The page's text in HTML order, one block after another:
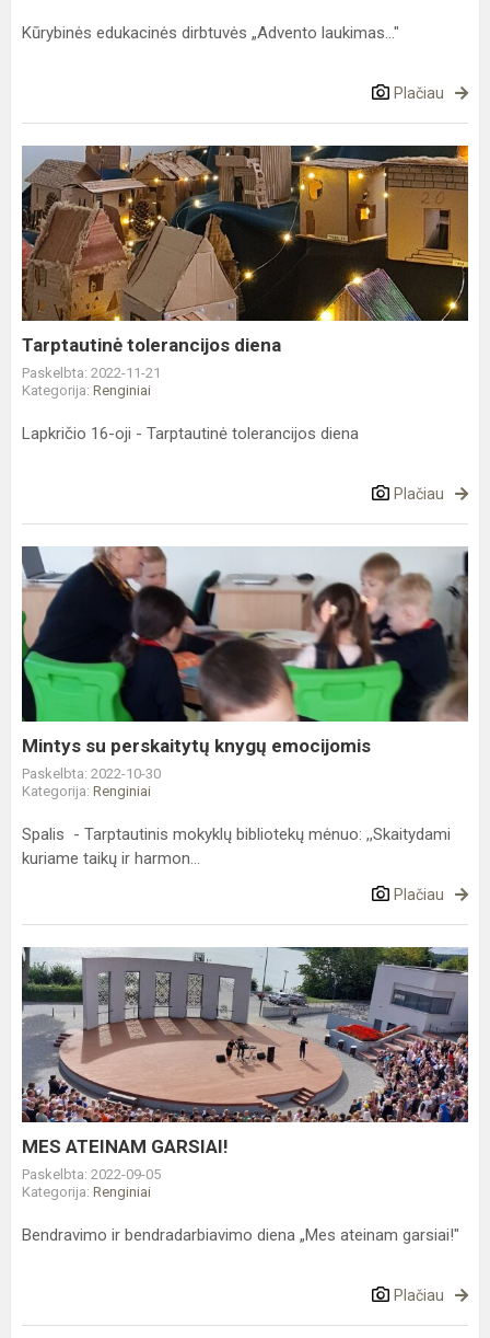
Kūrybinės edukacinės dirbtuvės „Advento laukimas..."
Plačiau
Tarptautinė
tolerancijos
diena
Tarptautinė tolerancijos diena
Paskelbta: 2022-11-21
Kategorija: Renginiai
Lapkričio 16-oji - Tarptautinė tolerancijos diena
Plačiau
Mintys
su
perskaitytų
knygų
emocijomis
Mintys su perskaitytų knygų emocijomis
Paskelbta: 2022-10-30
Kategorija: Renginiai
Spalis - Tarptautinis mokyklų bibliotekų mėnuo: ,,Skaitydami
kuriame taikų ir harmon...
Plačiau
MES
ATEINAM
GARSIAI!
MES ATEINAM GARSIAI!
Paskelbta: 2022-09-05
Kategorija: Renginiai
Bendravimo ir bendradarbiavimo diena „Mes ateinam garsiai!"
Plačiau